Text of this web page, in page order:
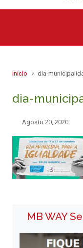
Início dia-
dia-
Agosto 20, 2020
MB WAY